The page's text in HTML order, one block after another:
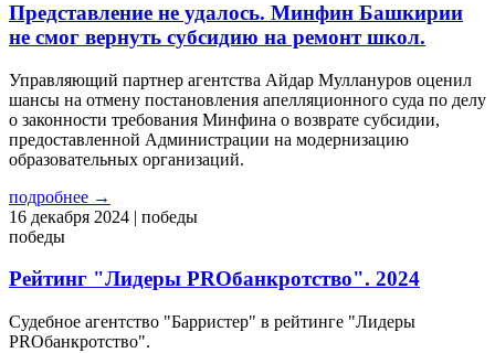
Представление не удалось. Минфин Башкирии
не смог вернуть субсидию на ремонт школ.
Управляющий партнер агентства Айдар Муллануров оценил
шансы на отмену постановления апелляционного суда по делу
о законности требования Минфина о возврате субсидии,
предоставленной Администрации на модернизацию
образовательных организаций.
подробнее →
16 декабря 2024 | победы
победы
Рейтинг "Лидеры PROбанкротство". 2024
Судебное агентство "Барристер" в рейтинге "Лидеры
PROбанкротство".